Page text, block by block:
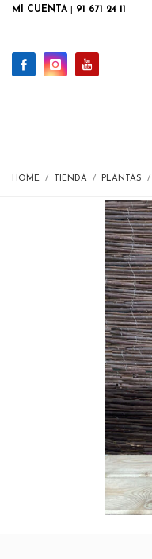
MI CUENTA 91 671 24 11
HOME TIENDA PLANTAS